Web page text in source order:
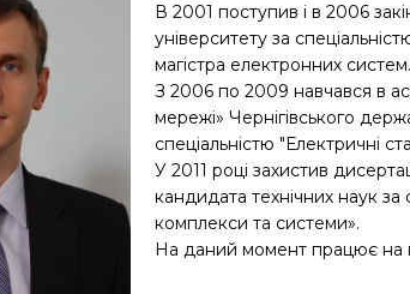
В 2001 поступив і в 2006
університету за
магістра електронних систем.
З 2006 по 2009 навчався в
мережі» Чернігівського
спеціальністю "Електричні
У 2011 році захистив
кандидата технічних наук за
комплекси та системи».
На даний момент працює на